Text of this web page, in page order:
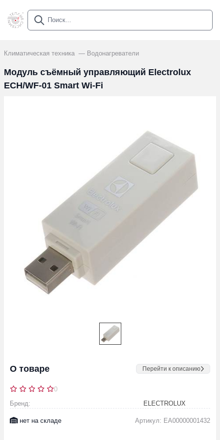
Климатическая техника Водонагреватели
Модуль съёмный управляющий Electrolux
ECH/WF-01 Smart Wi-Fi
О товаре Перейти к описанию
0
Бренд:
ELECTROLUX
нет на складе Артикул: EA00000001432